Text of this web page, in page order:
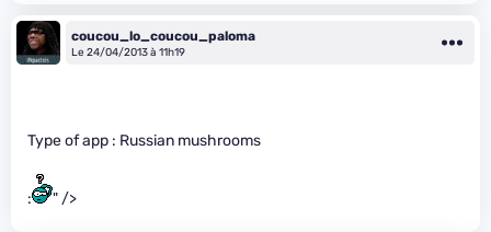
coucou_lo_coucou_paloma
Le 24/04/2013 à 11h19
Type of app : Russian mushrooms
: " />